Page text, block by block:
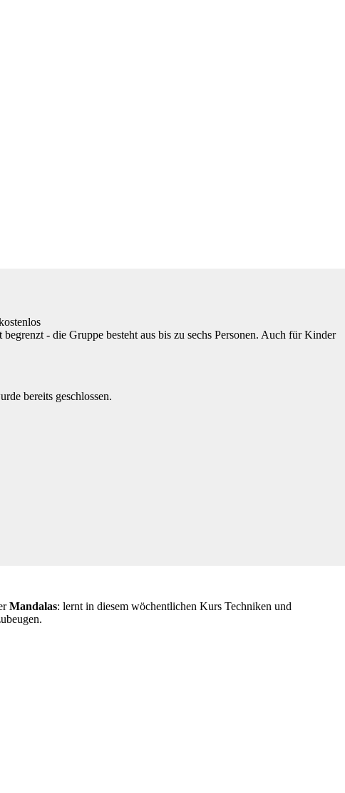
- die Gruppe besteht aus bis zu sechs Personen. Auch für Kinder
bereits geschlossen.
Mandalas: lernt in diesem wöchentlichen Kurs Techniken und